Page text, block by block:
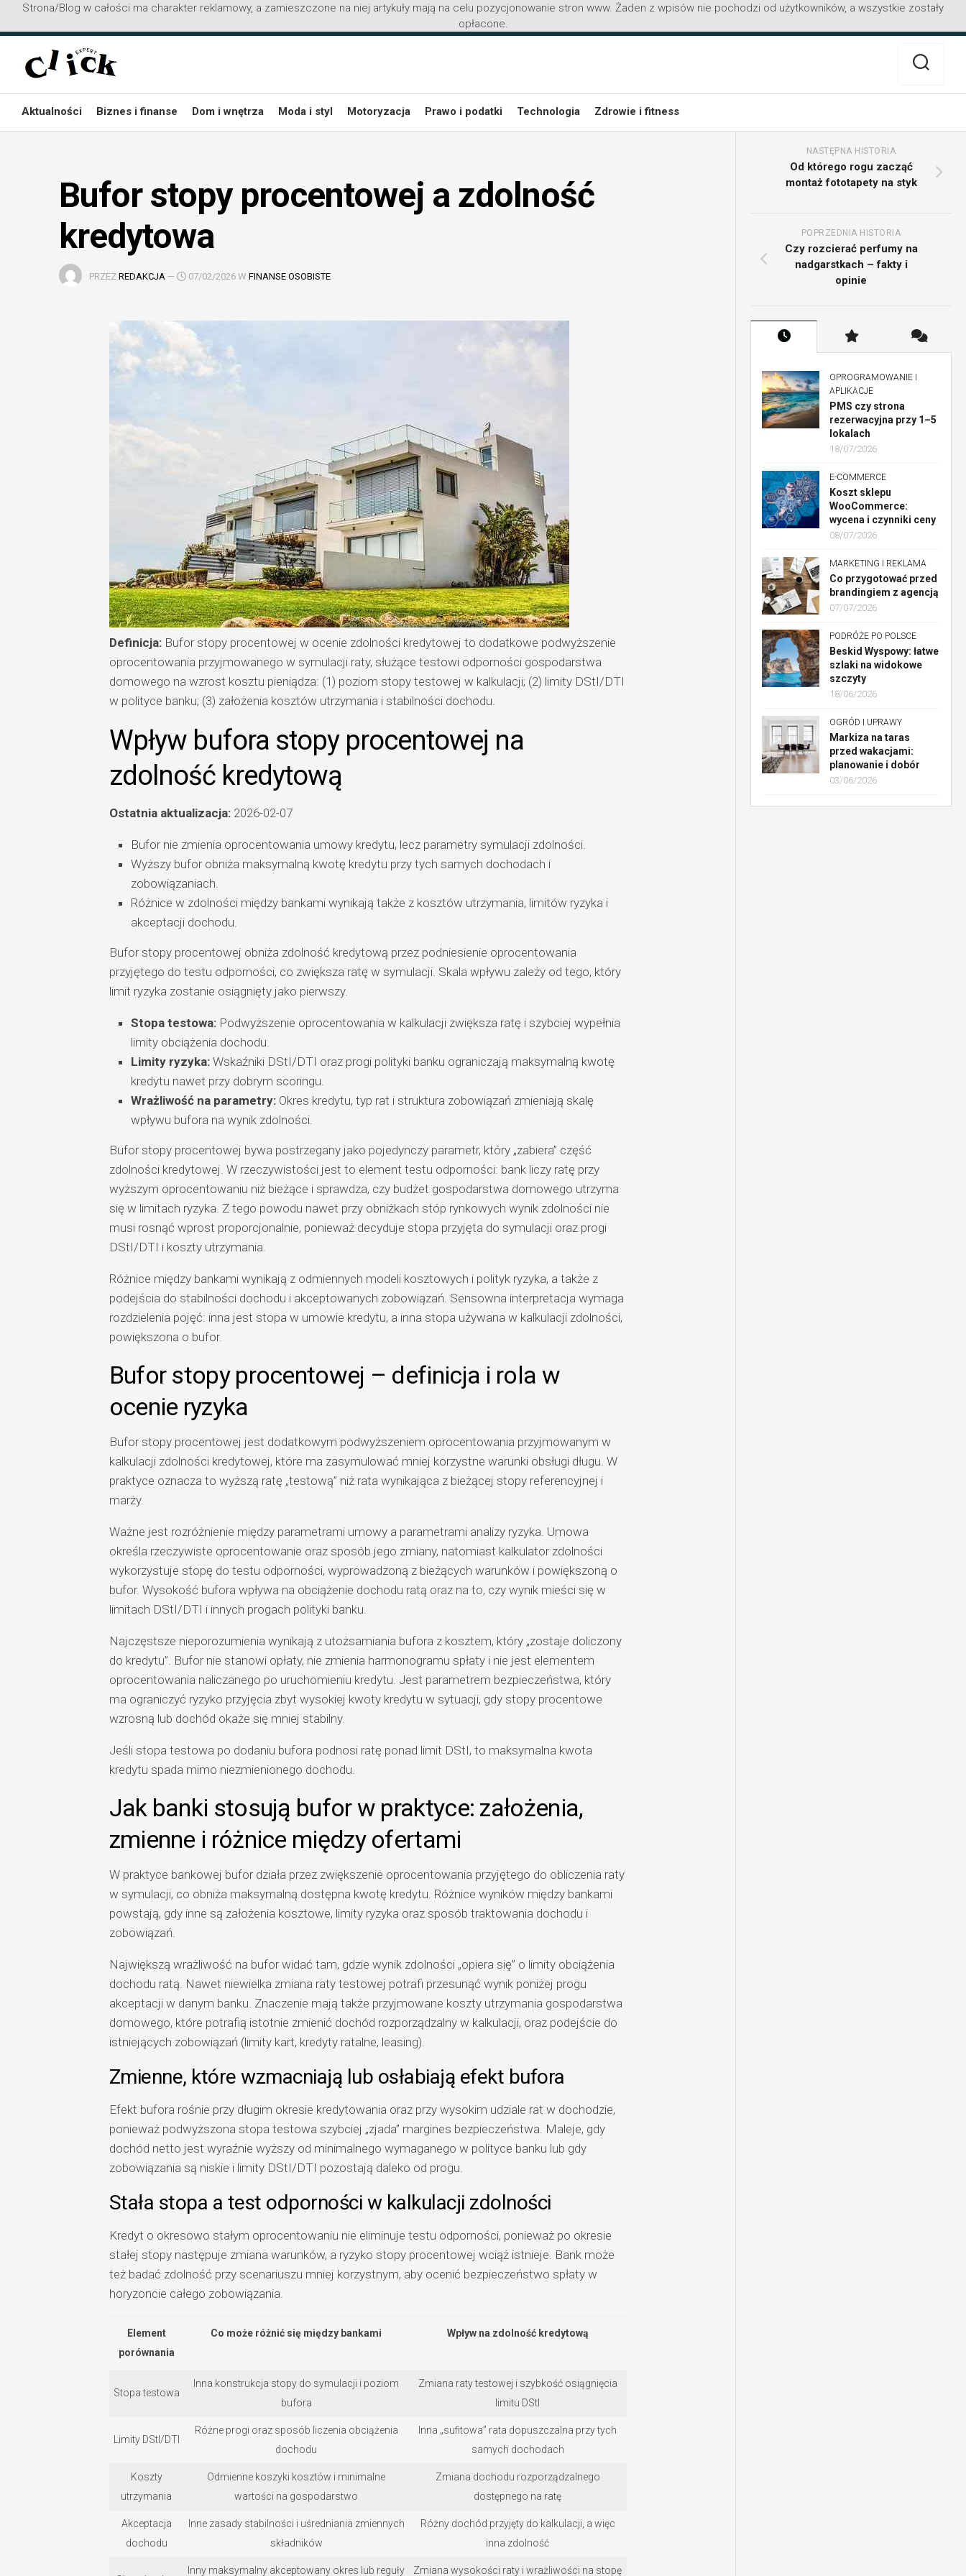
Strona/Blog w całości ma charakter reklamowy, a zamieszczone na niej artykuły mają na celu pozycjonowanie stron www. Żaden z wpisów nie pochodzi od użytkowników, a wszystkie zostały
opłacone.
Przejdź
treści
Aktualności Biznes i finanse Dom i wnętrza Moda i styl Motoryzacja Prawo i podatki Technologia Zdrowie i fitness
Bufor stopy procentowej a zdolność
kredytowa
PRZEZ REDAKCJA— 07/02/2026 W FINANSE OSOBISTE
Definicja:Bufor stopy procentowej w ocenie zdolności kredytowej to dodatkowe podwyższenie
oprocentowania przyjmowanego w symulacji raty, służące testowi odporności gospodarstwa
domowego na wzrost kosztu pieniądza: (1) poziom stopy testowej w kalkulacji; (2) limity DStI/DTI
w polityce banku; (3) założenia kosztów utrzymania i stabilności dochodu.
Wpływ bufora stopy procentowej na
zdolność kredytową
Ostatnia aktualizacja:2026-02-07
Bufor nie zmienia oprocentowania umowy kredytu, lecz parametry symulacji zdolności.
Wyższy bufor obniża maksymalną kwotę kredytu przy tych samych dochodach i
zobowiązaniach.
Różnice w zdolności między bankami wynikają także z kosztów utrzymania, limitów ryzyka i
akceptacji dochodu.
Bufor stopy procentowej obniża zdolność kredytową przez podniesienie oprocentowania
przyjętego do testu odporności, co zwiększa ratę w symulacji. Skala wpływu zależy od tego, który
limit ryzyka zostanie osiągnięty jako pierwszy.
Stopa testowa:Podwyższenie oprocentowania w kalkulacji zwiększa ratę i szybciej wypełnia
limity obciążenia dochodu.
Limity ryzyka:Wskaźniki DStI/DTI oraz progi polityki banku ograniczają maksymalną kwotę
kredytu nawet przy dobrym scoringu.
Wrażliwość na parametry:Okres kredytu, typ rat i struktura zobowiązań zmieniają skalę
wpływu bufora na wynik zdolności.
Bufor stopy procentowej bywa postrzegany jako pojedynczy parametr, który „zabiera” część
zdolności kredytowej. W rzeczywistości jest to element testu odporności: bank liczy ratę przy
wyższym oprocentowaniu niż bieżące i sprawdza, czy budżet gospodarstwa domowego utrzyma
się w limitach ryzyka. Z tego powodu nawet przy obniżkach stóp rynkowych wynik zdolności nie
musi rosnąć wprost proporcjonalnie, ponieważ decyduje stopa przyjęta do symulacji oraz progi
DStI/DTI i koszty utrzymania.
Różnice między bankami wynikają z odmiennych modeli kosztowych i polityk ryzyka, a także z
podejścia do stabilności dochodu i akceptowanych zobowiązań. Sensowna interpretacja wymaga
rozdzielenia pojęć: inna jest stopa w umowie kredytu, a inna stopa używana w kalkulacji zdolności,
powiększona o bufor.
Bufor stopy procentowej – definicja i rola w
ocenie ryzyka
Bufor stopy procentowej jest dodatkowym podwyższeniem oprocentowania przyjmowanym w
kalkulacji zdolności kredytowej, które ma zasymulować mniej korzystne warunki obsługi długu. W
praktyce oznacza to wyższą ratę „testową” niż rata wynikająca z bieżącej stopy referencyjnej i
marży.
Ważne jest rozróżnienie między parametrami umowy a parametrami analizy ryzyka. Umowa
określa rzeczywiste oprocentowanie oraz sposób jego zmiany, natomiast kalkulator zdolności
wykorzystuje stopę do testu odporności, wyprowadzoną z bieżących warunków i powiększoną o
bufor. Wysokość bufora wpływa na obciążenie dochodu ratą oraz na to, czy wynik mieści się w
limitach DStI/DTI i innych progach polityki banku.
Najczęstsze nieporozumienia wynikają z utożsamiania bufora z kosztem, który „zostaje doliczony
do kredytu”. Bufor nie stanowi opłaty, nie zmienia harmonogramu spłaty i nie jest elementem
oprocentowania naliczanego po uruchomieniu kredytu. Jest parametrem bezpieczeństwa, który
ma ograniczyć ryzyko przyjęcia zbyt wysokiej kwoty kredytu w sytuacji, gdy stopy procentowe
wzrosną lub dochód okaże się mniej stabilny.
Jeśli stopa testowa po dodaniu bufora podnosi ratę ponad limit DStI, to maksymalna kwota
kredytu spada mimo niezmienionego dochodu.
Jak banki stosują bufor w praktyce: założenia,
zmienne i różnice między ofertami
W praktyce bankowej bufor działa przez zwiększenie oprocentowania przyjętego do obliczenia raty
w symulacji, co obniża maksymalną dostępna kwotę kredytu. Różnice wyników między bankami
powstają, gdy inne są założenia kosztowe, limity ryzyka oraz sposób traktowania dochodu i
zobowiązań.
Największą wrażliwość na bufor widać tam, gdzie wynik zdolności „opiera się” o limity obciążenia
dochodu ratą. Nawet niewielka zmiana raty testowej potrafi przesunąć wynik poniżej progu
akceptacji w danym banku. Znaczenie mają także przyjmowane koszty utrzymania gospodarstwa
domowego, które potrafią istotnie zmienić dochód rozporządzalny w kalkulacji, oraz podejście do
istniejących zobowiązań (limity kart, kredyty ratalne, leasing).
Zmienne, które wzmacniają lub osłabiają efekt bufora
Efekt bufora rośnie przy długim okresie kredytowania oraz przy wysokim udziale rat w dochodzie,
ponieważ podwyższona stopa testowa szybciej „zjada” margines bezpieczeństwa. Maleje, gdy
dochód netto jest wyraźnie wyższy od minimalnego wymaganego w polityce banku lub gdy
zobowiązania są niskie i limity DStI/DTI pozostają daleko od progu.
Stała stopa a test odporności w kalkulacji zdolności
Kredyt o okresowo stałym oprocentowaniu nie eliminuje testu odporności, ponieważ po okresie
stałej stopy następuje zmiana warunków, a ryzyko stopy procentowej wciąż istnieje. Bank może
też badać zdolność przy scenariuszu mniej korzystnym, aby ocenić bezpieczeństwo spłaty w
horyzoncie całego zobowiązania.
Element
porównania
Co może różnić się między bankami Wpływ na zdolność kredytową
Stopa testowa
Inna konstrukcja stopy do symulacji i poziom
bufora
Zmiana raty testowej i szybkość osiągnięcia
limitu DStI
Limity DStI/DTI
Różne progi oraz sposób liczenia obciążenia
dochodu
Inna „sufitowa” rata dopuszczalna przy tych
samych dochodach
Koszty
utrzymania
Odmienne koszyki kosztów i minimalne
wartości na gospodarstwo
Zmiana dochodu rozporządzalnego
dostępnego na ratę
Akceptacja
dochodu
Inne zasady stabilności i uśredniania zmiennych
składników
Różny dochód przyjęty do kalkulacji, a więc
inna zdolność
Inny maksymalny akceptowany okres lub reguły Zmiana wysokości raty i wrażliwości na stopę
NASTĘPNA HISTORIA
Od którego rogu zacząć
montaż fototapety na styk
POPRZEDNIA HISTORIA
Czy rozcierać perfumy na
nadgarstkach – fakty i
opinie
OPROGRAMOWANIE I
APLIKACJE
PMS czy strona
rezerwacyjna przy 1–5
lokalach
18/07/2026
E-COMMERCE
Koszt sklepu
WooCommerce:
wycena i czynniki ceny
08/07/2026
MARKETING I REKLAMA
Co przygotować przed
brandingiem z agencją
07/07/2026
PODRÓŻE PO POLSCE
Beskid Wyspowy: łatwe
szlaki na widokowe
szczyty
18/06/2026
OGRÓD I UPRAWY
Markiza na taras
przed wakacjami:
planowanie i dobór
03/06/2026